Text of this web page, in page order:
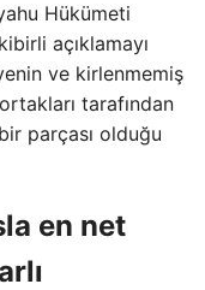
Hükümeti
açıklamayı
ve kirlenmemiş
tarafından
parçası olduğu
en net